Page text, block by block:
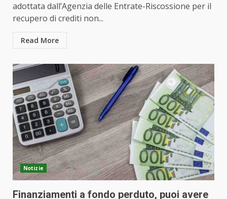
adottata dall’Agenzia delle Entrate-Riscossione per il
recupero di crediti non...
Read More
Notizie
Finanziamenti a fondo perduto, puoi avere